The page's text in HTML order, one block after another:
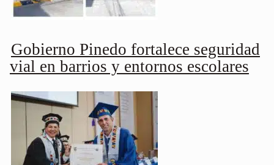
Gobierno Pinedo fortalece seguridad
vial en barrios y entornos escolares